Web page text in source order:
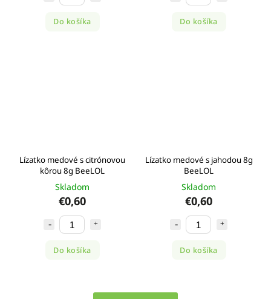
Do košíka Do košíka
Lízatko medové s citrónovou
kôrou 8g BeeLOL
Skladom
€0,60
Do košíka
Lízatko medové s jahodou 8g
BeeLOL
Skladom
€0,60
Do košíka